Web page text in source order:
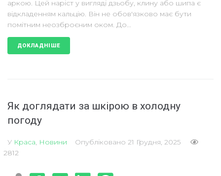
аркою. Цей наріст у вигляді дзьобу, клину або шипа є
відкладенням кальцію. Він не обов'язково має бути
помітним неозброєним оком. До...
ДОКЛАДНІШЕ
Як доглядати за шкірою в холодну
погоду
У Краса, Новини Опубліковано 21 Грудня, 2025
2812